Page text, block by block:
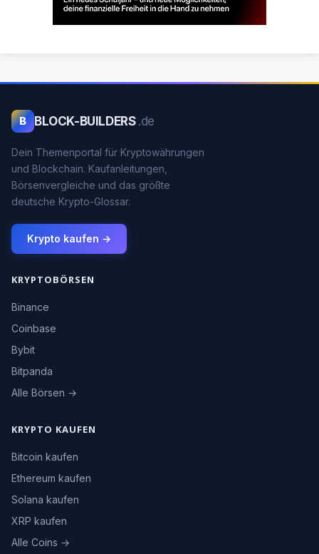
B BLOCK-BUILDERS .de
Dein Themenportal für Kryptowährungen
und Blockchain. Kaufanleitungen,
Börsenvergleiche und das größte
deutsche Krypto-Glossar.
Krypto kaufen →
KRYPTOBÖRSEN
Binance
Coinbase
Bybit
Bitpanda
Alle Börsen →
KRYPTO KAUFEN
Bitcoin kaufen
Ethereum kaufen
Solana kaufen
XRP kaufen
Alle Coins →